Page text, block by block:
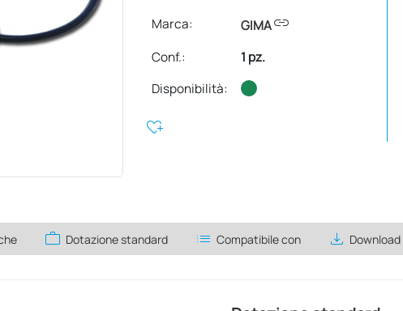
Marca: GIMAlink
Conf.:
1 pz.
Disponibilità:
heart_plus
work Dotazione standard list Compatibile con save_alt Download